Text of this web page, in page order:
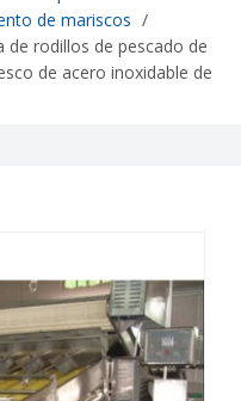
de mariscos /
de rodillos de pescado de
de acero inoxidable de